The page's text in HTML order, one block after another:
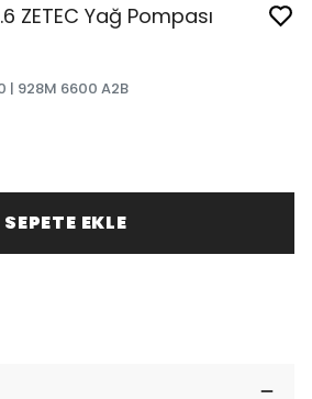
ZETEC Yağ Pompası
| 928M 6600 A2B
SEPETE EKLE